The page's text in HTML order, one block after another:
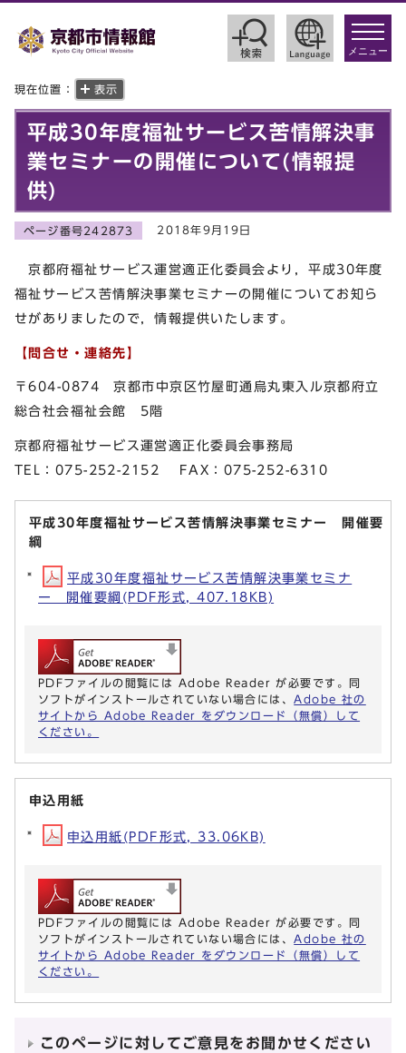
toggle
メニュー
現在位置： 表示
平成30年度福祉サービス苦情解決事
業セミナーの開催について(情報提
供)
ページ番号242873 2018年9月19日
京都府福祉サービス運営適正化委員会より，平成30年度
福祉サービス苦情解決事業セミナーの開催についてお知ら
せがありましたので，情報提供いたします。
【問合せ・連絡先】
〒604-0874 京都市中京区竹屋町通烏丸東入ル京都府立
総合社会福祉会館 5階
京都府福祉サービス運営適正化委員会事務局
TEL：075-252-2152 FAX：075-252-6310
平成30年度福祉サービス苦情解決事業セミナー 開催要
綱
平成30年度福祉サービス苦情解決事業セミナ
ー 開催要綱(PDF形式, 407.18KB)
PDFファイルの閲覧には Adobe Reader が必要です。同
ソフトがインストールされていない場合には、 Adobe 社の
サイトから Adobe Reader をダウンロード（無償）して
ください。
申込用紙
申込用紙(PDF形式, 33.06KB)
PDFファイルの閲覧には Adobe Reader が必要です。同
ソフトがインストールされていない場合には、 Adobe 社の
サイトから Adobe Reader をダウンロード（無償）して
ください。
このページに対してご意見をお聞かせください